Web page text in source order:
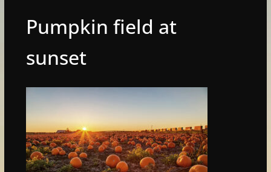
Pumpkin field at
sunset